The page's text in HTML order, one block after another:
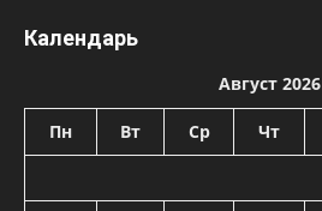
Календарь
Август 2026
Пн Вт Ср Чт